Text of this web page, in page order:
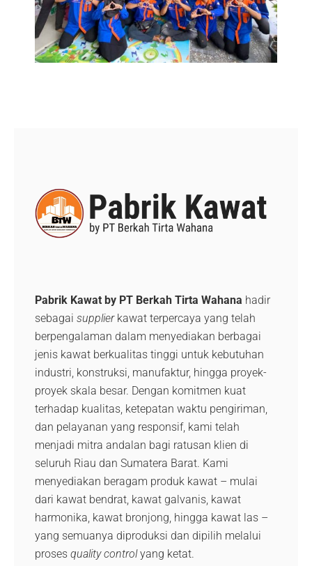
Pabrik Kawat by PT Berkah Tirta Wahana hadir
sebagai supplierkawat terpercaya yang telah
berpengalaman dalam menyediakan berbagai
jenis kawat berkualitas tinggi untuk kebutuhan
industri, konstruksi, manufaktur, hingga proyek-
proyek skala besar. Dengan komitmen kuat
terhadap kualitas, ketepatan waktu pengiriman,
dan pelayanan yang responsif, kami telah
menjadi mitra andalan bagi ratusan klien di
seluruh Riau dan Sumatera Barat. Kami
menyediakan beragam produk kawat – mulai
dari kawat bendrat, kawat galvanis, kawat
harmonika, kawat bronjong, hingga kawat las –
yang semuanya diproduksi dan dipilih melalui
proses quality controlyang ketat.